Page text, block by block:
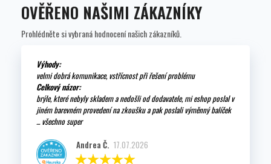
OVĚŘENO NAŠIMI ZÁKAZNÍKY
Prohlédněte si vybraná hodnocení našich zákazníků.
Výhody:
velmi dobrá komunikace, vstřícnost při řešení problému
Celkový názor:
brýle, které nebyly skladem a nedošli od dodavatele, mi eshop poslal v
jiném barevném provedení na zkoušku a pak poslali výměnný balíček
... všechno super
Andrea Č. 17.07.2026